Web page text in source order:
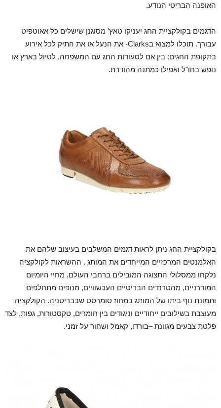
האופנה הבריטי הנודע.
הדגמים בקולקציית החג יעניקו טאץ' מסוגנן שישלים כל אאוטפיט
עבורך. תוכלו למצוא בClarks- את הנעל או את התיק לכל אירוע
בתקופת החגים: בין אם לסעודות החג עם המשפחה, לטיול בארץ או
נופש בחו"ל ואפילו כמתנה מהודרת.
בקולקציית החג ניתן לראות דגמים המשלבים בעיצוב שלהם את
האלמנטים המרכזיים המייחדים את המותג . ההשראות לקולקציה
נלקחו ממסלולי התצוגה המובילים ברחבי העולם, מחיי היומיום
המודרניים, מהטרנדים הבריטיים העכשוויים, מנופים מתחלפים
ותמונת נוף ביתו של המותג במחוז סומרסט שבבריטניה. הקולקציה
מעוצבת בשילובים ייחודיים וניגודים בין חומרים, טקסטורות, גפות, לצד
פלטת צבעים מגוונת –בורדו, קאמל ושחור על זמני.